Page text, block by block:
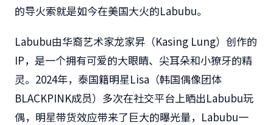
的导火索就是如今在美国大火的Labubu。
Labubu由华裔艺术家龙家昇（Kasing Lung）创作的
IP，是一个拥有可爱的大眼睛、尖耳朵和小獠牙的精
灵。2024年，泰国籍明星Lisa（韩国偶像团体
BLACKPINK成员）多次在社交平台上晒出Labubu玩
偶，明星带货效应带来了巨大的曝光量，Labubu一